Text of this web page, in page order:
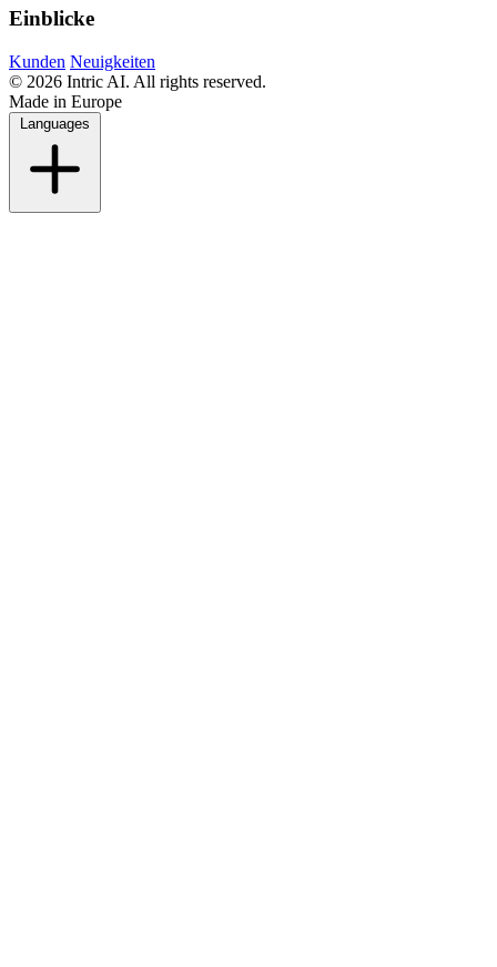
Einblicke
Kunden Neuigkeiten
© 2026 Intric AI. All rights reserved.
Made in Europe
Languages